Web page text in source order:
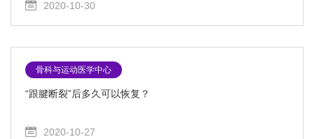
2020-10-30
骨科与运动医学中心
“跟腱断裂”后多久可以恢复？
2020-10-27